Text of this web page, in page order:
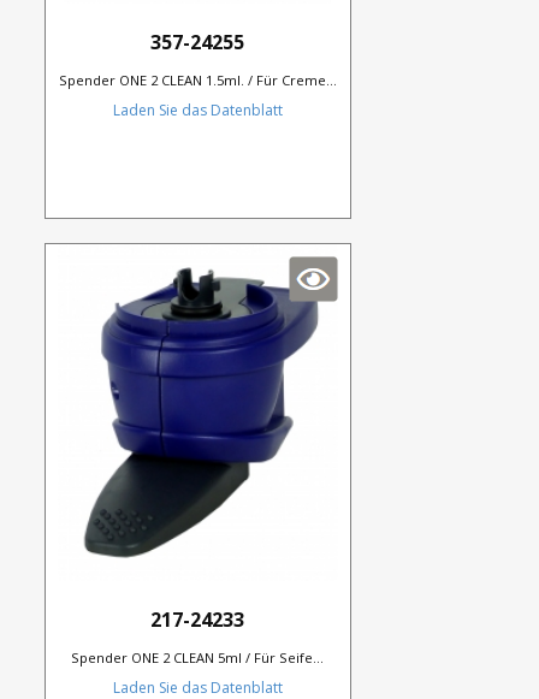
357-24255
Spender ONE 2 CLEAN 1.5ml. / Für Creme...
Laden Sie das Datenblatt
217-24233
Spender ONE 2 CLEAN 5ml / Für Seife...
Laden Sie das Datenblatt